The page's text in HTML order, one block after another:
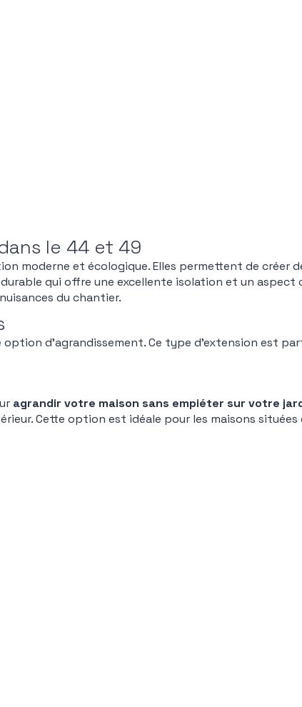
le 44 et 49
moderne et écologique. Elles permettent de créer
qui offre une excellente isolation et un aspect
du chantier.
d’agrandissement. Ce type d’extension est
agrandir votre maison sans empiéter sur votre
Cette option est idéale pour les maisons situées